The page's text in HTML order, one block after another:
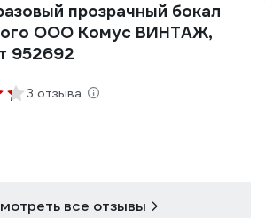
прозрачный бокал
ООО Комус ВИНТАЖ,
952692
3 отзыва
все отзывы